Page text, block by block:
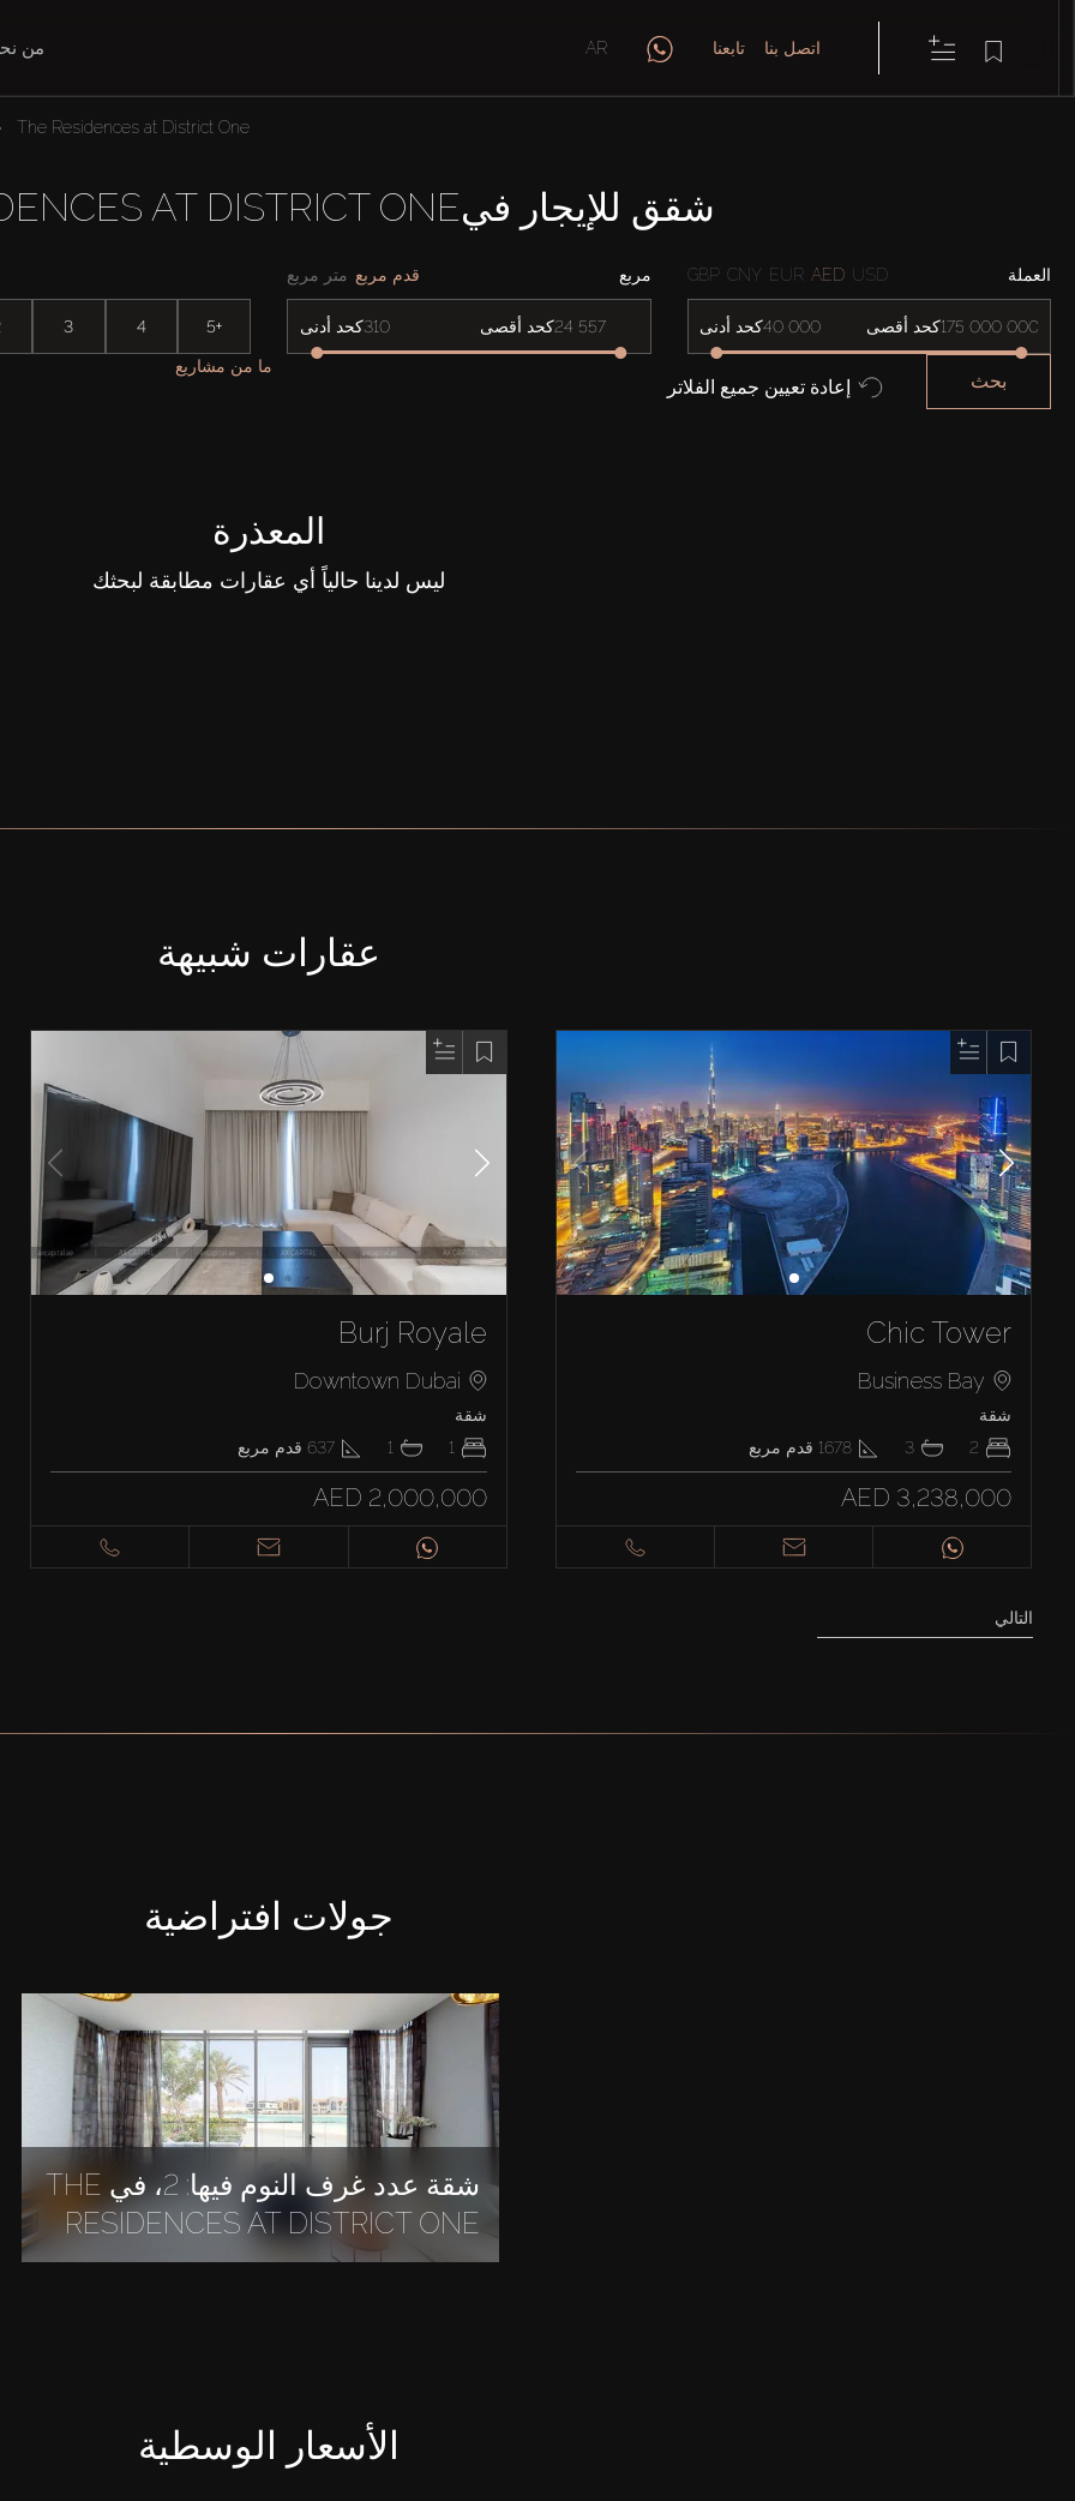
من AR تابعنا اتصل بنا
The Residences at District One
شقق للإيجار فيTHE RESIDENCES AT DISTRICT ONE
3 4 5+
مربع متر مربع قدم مربع
كحد أدنى كحد أقصى
العملة GBP CNY EUR AED USD
كحد أدنى كحد أقصى
ما من مشاريع
إعادة تعيين جميع الفلاتر بحث
المعذرة
ليس لدينا حالياً أي عقارات مطابقة لبحثك
عقارات شبيهة
Burj Royale
Downtown Dubai
شقة
1
1
637 قدم مربع
AED 2,000,000
Chic Tower
Business Bay
شقة
2
3
1678 قدم مربع
AED 3,238,000
التالي
جولات افتراضية
شقة عدد غرف النوم فيها: 2، في THE
RESIDENCES AT DISTRICT ONE
الأسعار الوسطية